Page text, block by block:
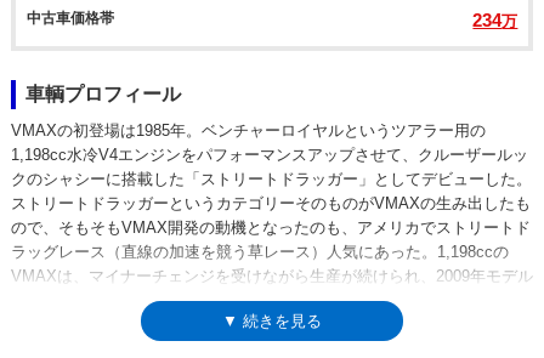
中古車価格帯 234万
車輌プロフィール
VMAXの初登場は1985年。ベンチャーロイヤルというツアラー用の
1,198cc水冷V4エンジンをパフォーマンスアップさせて、クルーザールッ
クのシャシーに搭載した「ストリートドラッガー」としてデビューした。
ストリートドラッガーというカテゴリーそのものがVMAXの生み出したも
ので、そもそもVMAX開発の動機となったのも、アメリカでストリートド
ラッグレース（直線の加速を競う草レース）人気にあった。1,198ccの
VMAXは、マイナーチェンジを受けながら生産が続けられ、2009年モデル
で、登場以来24年目で初めてのモデルチェンジを受けた。V4エンジンの
排気量が1,679ccに拡大されただけでなく、完全な新モデルとなっていた
▼ 続きを見る